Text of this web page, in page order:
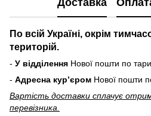
Доставка
По всій Україні, окрім
територій.
- У відділення Нової пошти по
- Адресна курʼєром Нової пошти
Вартість доставки cплачує
перевізника.